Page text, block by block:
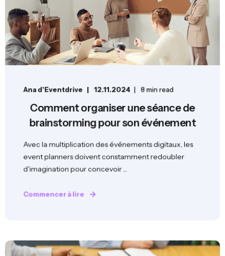
Ana d'Eventdrive 12.11.2024 8 min read
Comment organiser une séance de
brainstorming pour son événement
Avec la multiplication des événements digitaux, les
event planners doivent constamment redoubler
d'imagination pour concevoir ...
Commencer à lire